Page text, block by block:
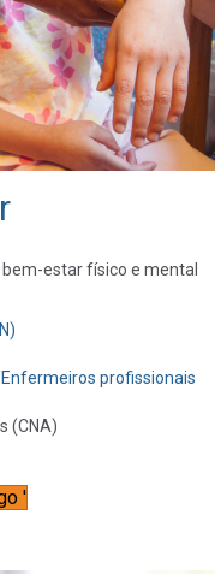
estar físico e mental
profissionais
(CNA)
'